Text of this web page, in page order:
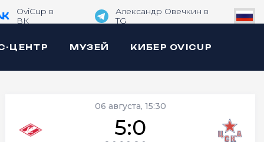
OviCup в
ВК
Александр Овечкин в
TG
ЦЕНТР МУЗЕЙ КИБЕР OVICUP
06 августа, 15:30
5:0